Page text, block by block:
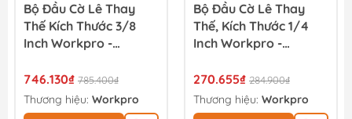
Bộ Đầu Cờ Lê Thay
Thế Kích Thước 3/8
Inch Workpro -
746.130₫ 785.400₫
Thương hiệu: Workpro
Bộ Đầu Cờ Lê Thay
Thế, Kích Thước 1/4
Inch Workpro -
270.655₫ 284.900₫
Thương hiệu: Workpro